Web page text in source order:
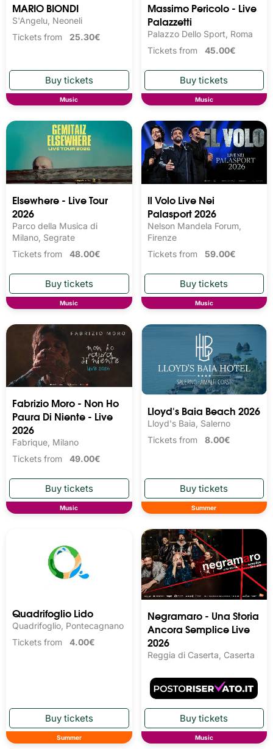
MARIO BIONDI
S'Angelu, Neoneli
Tickets from 25.30€
Music
Massimo Pericolo - Live
Palazzetti
Palazzo Dello Sport, Roma
Tickets from 45.00€
Music
Elsewhere - Live Tour
2026
Parco della Musica di
Milano, Segrate
Tickets from 48.00€
Music
Il Volo Live Nei
Palasport 2026
Nelson Mandela Forum,
Firenze
Tickets from 59.00€
Music
Fabrizio Moro - Non Ho
Paura Di Niente - Live
2026
Fabrique, Milano
Tickets from 49.00€
Music
Lloyd's Baia Beach 2026
Lloyd's Baia, Salerno
Tickets from 8.00€
Summer
Quadrifoglio Lido
Quadrifoglio, Pontecagnano
Tickets from 4.00€
Summer
Negramaro - Una Storia
Ancora Semplice Live
2026
Reggia di Caserta, Caserta
Music